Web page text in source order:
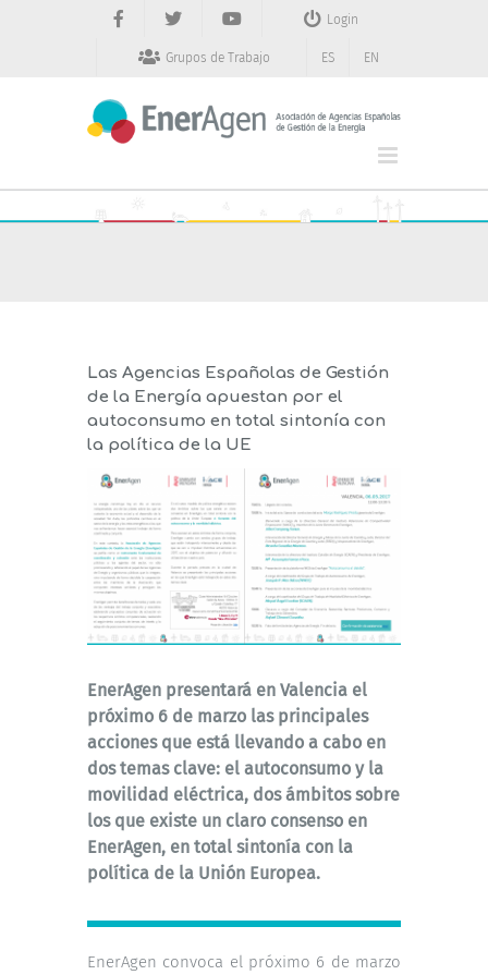
Login
Grupos de Trabajo ES EN
Las Agencias Españolas de Gestión
de la Energía apuestan por el
autoconsumo en total sintonía con
la política de la UE
EnerAgen presentará en Valencia el
próximo 6 de marzo las principales
acciones que está llevando a cabo en
dos temas clave: el autoconsumo y la
movilidad eléctrica, dos ámbitos sobre
los que existe un claro consenso en
EnerAgen, en total sintonía con la
política de la Unión Europea.
EnerAgen convoca el próximo 6 de marzo